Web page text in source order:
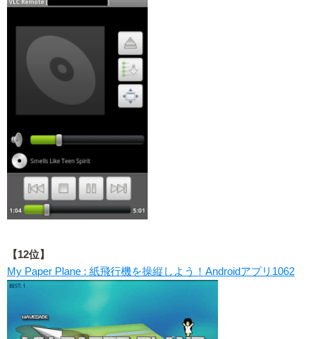
【12位】
My Paper Plane : 紙飛行機を操縦しよう！Androidアプリ1062